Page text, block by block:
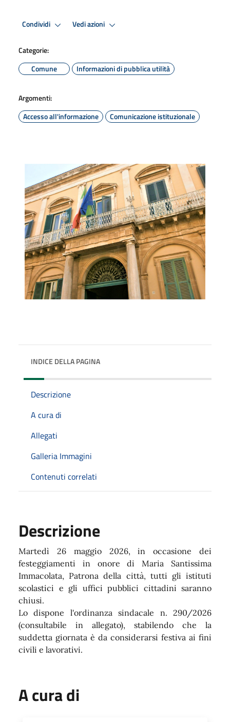
Condividi Vedi azioni
Categorie:
Comune
Informazioni di pubblica utilità
Argomenti:
Accesso all'informazione
Comunicazione istituzionale
INDICE DELLA PAGINA
Descrizione
A cura di
Allegati
Galleria Immagini
Contenuti correlati
Descrizione
Martedì 26 maggio 2026, in occasione dei
festeggiamenti in onore di Maria Santissima
Immacolata, Patrona della città, tutti gli istituti
scolastici e gli uffici pubblici cittadini saranno
chiusi.
Lo dispone l'ordinanza sindacale n. 290/2026
(consultabile in allegato), stabilendo che la
suddetta giornata è da considerarsi festiva ai fini
civili e lavorativi.
A cura di